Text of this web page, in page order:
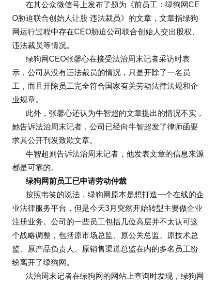
在其公众微信号上发布了题为《前员工：绿狗网CE
O胁迫联合创始人让股 违法裁员》的文章，文章指绿狗
网运行过程中存在CEO胁迫公司联合创始人交出股权、
违法裁员等情况。
绿狗网CEO张馨心在接受法治周末记者采访时表
示，公司从没有违法裁员的情况，只是开除了一名员
工，而且开除员工完全符合国家有关劳动法律法规和企
业规章。
此外，张馨心还认为牛智超的文章提出的情况不实，
她告诉法治周末记者，公司已经向牛智超发了律师函要
求其公开刊发致歉文章。
牛智超则告诉法治周末记者，他发表文章的信息来源
都是可靠的。
绿狗网前员工已申请劳动仲裁
按照韦笑的说法，绿狗网原本是想打造一个在线的企
业法律服务平台，但是今天3月突然开始转型主要做企业
注册业务。公司的一些员工包括几位高层并不太认可这
个战略调整，包括原市场总监、原公关总监、原技术总
监、原产品负责人、原销售渠道总监在内的多名员工纷
纷离开了绿狗网。
法治周末记者在绿狗网的网站上查询时发现，绿狗网